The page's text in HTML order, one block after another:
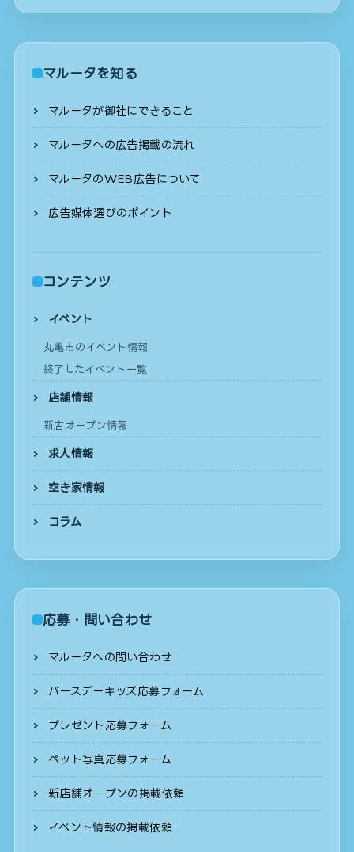
マルータを知る
マルータが御社にできること
マルータへの広告掲載の流れ
マルータのWEB広告について
広告媒体選びのポイント
コンテンツ
イベント
丸亀市のイベント情報
終了したイベント一覧
店舗情報
新店オープン情報
求人情報
空き家情報
コラム
応募・問い合わせ
マルータへの問い合わせ
バースデーキッズ応募フォーム
プレゼント応募フォーム
ペット写真応募フォーム
新店舗オープンの掲載依頼
イベント情報の掲載依頼